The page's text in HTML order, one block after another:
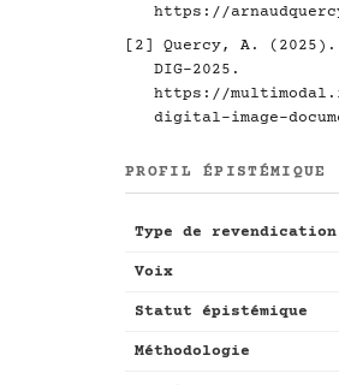
https://
[2] Quercy, A. (2025).
DIG-2025.
https://
digital-image-
PROFIL ÉPISTÉMIQUE
Type de revendication
Voix
Statut épistémique
Méthodologie